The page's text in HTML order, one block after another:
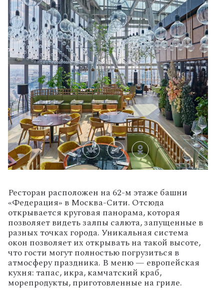
Ресторан расположен на 62-м этаже башни
«Федерация» в Москва-Сити. Отсюда
открывается круговая панорама, которая
позволяет видеть залпы салюта, запущенные в
разных точках города. Уникальная система
окон позволяет их открывать на такой высоте,
что гости могут полностью погрузиться в
атмосферу праздника. В меню — европейская
кухня: тапас, икра, камчатский краб,
морепродукты, приготовленные на гриле.